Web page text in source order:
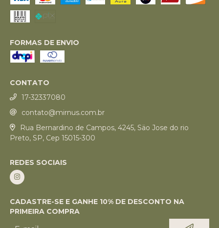
FORMAS DE ENVIO
CONTATO
17-32337080
contato@mirnus.com.br
Rua Bernardino de Campos, 4245, Säo Jose do rio
Preto, SP, Cep 15015-300
REDES SOCIAIS
CADASTRE-SE E GANHE 10% DE DESCONTO NA
PRIMEIRA COMPRA